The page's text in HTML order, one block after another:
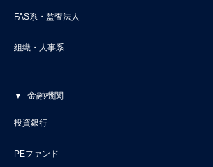
FAS系・監査法人
組織・人事系
金融機関
投資銀行
PEファンド